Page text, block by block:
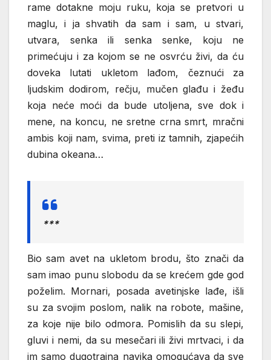
rame dotakne moju ruku, koja se pretvori u
maglu, i ja shvatih da sam i sam, u stvari,
utvara, senka ili senka senke, koju ne
primećuju i za kojom se ne osvrću živi, da ću
doveka lutati ukletom lađom, čeznući za
ljudskim dodirom, rečju, mučen glađu i žeđu
koja neće moći da bude utoljena, sve dok i
mene, na koncu, ne sretne crna smrt, mračni
ambis koji nam, svima, preti iz tamnih, zjapećih
dubina okeana…
***
Bio sam avet na ukletom brodu, što znači da
sam imao punu slobodu da se krećem gde god
poželim. Mornari, posada avetinjske lađe, išli
su za svojim poslom, nalik na robote, mašine,
za koje nije bilo odmora. Pomislih da su slepi,
gluvi i nemi, da su mesečari ili živi mrtvaci, i da
im samo dugotrajna navika omogućava da sve